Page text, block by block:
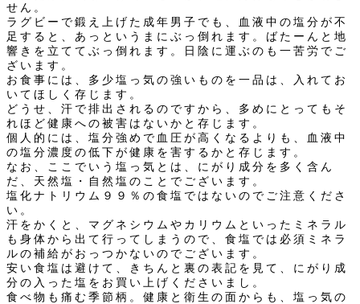
せん。
ラグビーで鍛え上げた成年男子でも、血液中の塩分が不
足すると、あっというまにぶっ倒れます。ばたーんと地
響きを立ててぶっ倒れます。日陰に運ぶのも一苦労でご
ざいます。
お食事には、多少塩っ気の強いものを一品は、入れてお
いてほしく存じます。
どうせ、汗で排出されるのですから、多めにとってもそ
れほど健康への被害はないかと存じます。
個人的には、塩分強めで血圧が高くなるよりも、血液中
の塩分濃度の低下が健康を害するかと存じます。
なお、ここでいう塩っ気とは、にがり成分を多く含ん
だ、天然塩・自然塩のことでございます。
塩化ナトリウム９９％の食塩ではないのでご注意くださ
い。
汗をかくと、マグネシウムやカリウムといったミネラル
も身体から出て行ってしまうので、食塩では必須ミネラ
ルの補給がおっつかないのでございます。
安い食塩は避けて、きちんと裏の表記を見て、にがり成
分の入った塩をお買い上げくださいまし。
食べ物も痛む季節柄。健康と衛生の面からも、塩っ気の